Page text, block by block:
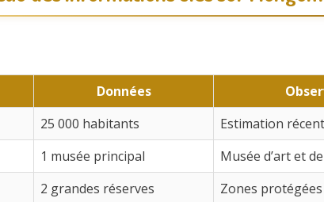
Données
25 000 habitants
Estimation
1 musée principal
Musée d’art et
2 grandes réserves Zones protégées